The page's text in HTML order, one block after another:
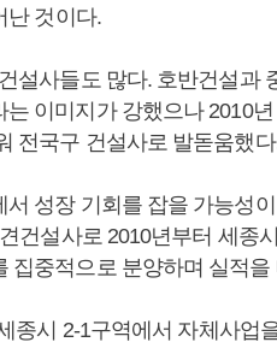
난 것이다.
설사들도 많다. 호반건설과
는 이미지가 강했으나 2010
전국구 건설사로 발돋움했
성장 기회를 잡을 가능성
건설사로 2010년부터 세종
집중적으로 분양하며 실적을
종시 2-1구역에서 자체사업